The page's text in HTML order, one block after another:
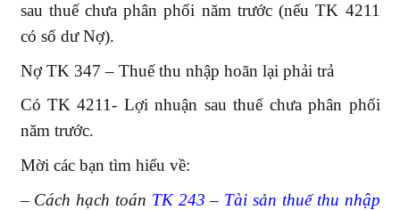
sau thuế chưa phân phối năm trước (nếu TK 4211
có số dư Nợ).
Nợ TK 347 – Thuế thu nhập hoãn lại phải trả
Có TK 4211- Lợi nhuận sau thuế chưa phân phối
năm trước.
Mời các bạn tìm hiểu về:
– Cách hạch toán TK 243 – Tài sản thuế thu nhập